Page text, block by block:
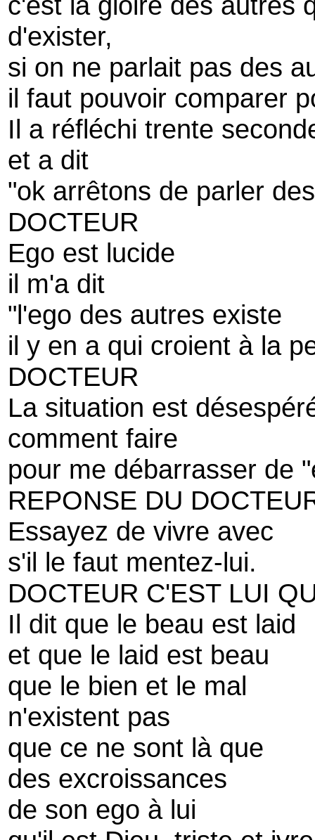
d'exister,
si on ne parlait pas des
il faut pouvoir comparer
Il a réfléchi trente
et a dit
"ok arrêtons de parler
DOCTEUR
Ego est lucide
il m'a dit
"l'ego des autres existe
il y en a qui croient à la
DOCTEUR
La situation est
comment faire
pour me débarrasser de
REPONSE DU
Essayez de vivre avec
s'il le faut mentez-lui.
DOCTEUR C'EST LUI
Il dit que le beau est laid
et que le laid est beau
que le bien et le mal
n'existent pas
que ce ne sont là que
des excroissances
de son ego à lui